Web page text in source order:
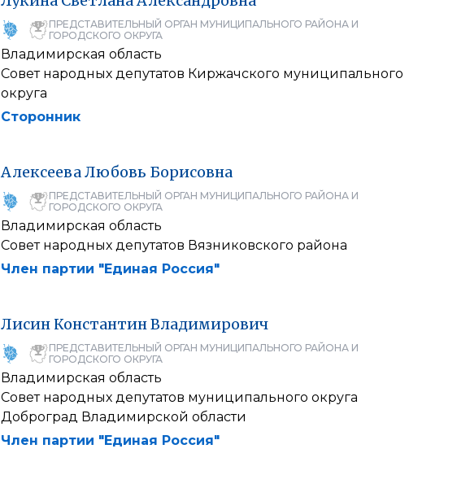
ПРЕДСТАВИТЕЛЬНЫЙ ОРГАН МУНИЦИПАЛЬНОГО РАЙОНА И
ГОРОДСКОГО ОКРУГА
Владимирская область
Совет народных депутатов Киржачского муниципального
округа
Сторонник
АлексееваЛюбовь Борисовна
ПРЕДСТАВИТЕЛЬНЫЙ ОРГАН МУНИЦИПАЛЬНОГО РАЙОНА И
ГОРОДСКОГО ОКРУГА
Владимирская область
Совет народных депутатов Вязниковского района
Член партии "Единая Россия"
Лисин КонстантинВладимирович
ПРЕДСТАВИТЕЛЬНЫЙ ОРГАН МУНИЦИПАЛЬНОГО РАЙОНА И
ГОРОДСКОГО ОКРУГА
Владимирская область
Совет народных депутатов муниципального округа
Доброград Владимирской области
Член партии "Единая Россия"